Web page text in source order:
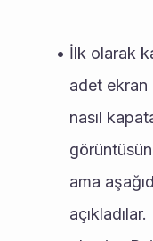
İlk olarak
adet ekran
nasıl
ama